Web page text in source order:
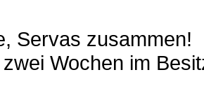
Servas zusammen!
Wochen im